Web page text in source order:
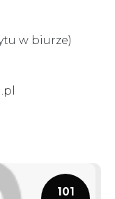
w biurze)
101